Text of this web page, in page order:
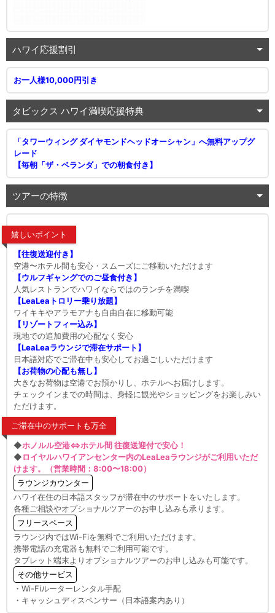
ハワイ応援割引
お一人様10,000円引き
タビックス ハワイ満喫応援特典
「タワーウィング ダイヤモンドヘッドオーシャン」へ無料アップグ
レード
【毎朝「ザ・ベランダ」での朝食付き】
ツアーの特徴
嬉しいポイント
【往復送迎付き】
空港〜ホテル間も安心・スムーズにご移動いただけます
【ウルフギャングでのご昼食付き】
人気レストランでハワイならではのランチを満喫
【LeaLeaトロリー乗り放題】
ワイキキやアラモアナも自由自在に移動可能
【リゾートフィー込み】
現地での追加費用の心配なく安心
【LeaLeaラウンジで滞在サポート】
日本語対応でご滞在中も安心してお過ごしいただけます
【お荷物の心配も無し】
大きなお荷物は空港でお預かりし、ホテルへお届けします。
チェックインまでの時間は、身軽に観光やショッピングをお楽しみい
ただけます。
ご滞在中のサポートも万全
◆ホノルル空港⇔ホテル間 往復送迎付で安心！
◆ロイヤルハワイアンセンター内のLeaLeaラウンジがご利用いただ
けます。（営業時間：8:00〜18:00）
ラウンジカウンター
ハワイ在住の日本語スタッフが滞在中のサポートをいたします。
各種ご相談やオプショナルツアーのお申し込みも承ります。
フリースペース
ラウンジ内ではWi-Fiを無料でご利用いただけます。
携帯電話の充電器も無料でご利用可能です。
タブレット端末よりオプショナルツアーのお申し込みも可能です。
その他サービス
・Wi-Fiルーターレンタル手配
・キャッシュディスペンサー（日本語案内あり）